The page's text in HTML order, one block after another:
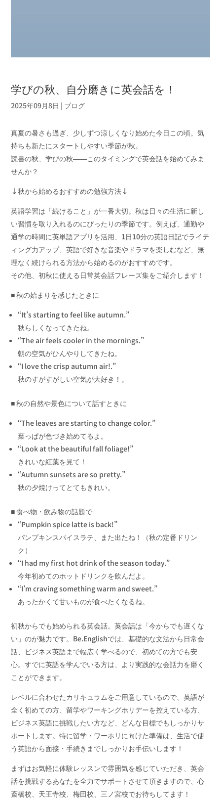
学びの秋、自分磨きに英会話を！
2025年09月8日 | ブログ
真夏の暑さも過ぎ、少しずつ涼しくなり始めた今日この頃。気
持ちも新たにスタートしやすい季節が秋。
読書の秋、学びの秋――このタイミングで英会話を始めてみま
せんか？
↓秋から始めるおすすめの勉強方法↓
英語学習は「続けること」が一番大切。秋は日々の生活に新し
い習慣を取り入れるのにぴったりの季節です。例えば、通勤や
通学の時間に英単語アプリを活用、1日10分の英語日記でライテ
ィング力アップ、英語で好きな音楽やドラマを楽しむなど、無
理なく続けられる方法から始めるのがおすすめです。
その他、初秋に使える日常英会話フレーズ集をご紹介します！
■ 秋の始まりを感じたときに
“It’s starting to feel like autumn.”
秋らしくなってきたね。
“The air feels cooler in the mornings.”
朝の空気がひんやりしてきたね。
“I love the crisp autumn air!.”
秋のすがすがしい空気が大好き！。
■ 秋の自然や景色について話すときに
“The leaves are starting to change color.”
葉っぱが色づき始めてるよ。
“Look at the beautiful fall foliage!”
きれいな紅葉を見て！
“Autumn sunsets are so pretty.”
秋の夕焼けってとてもきれい。
■ 食べ物・飲み物の話題で
“Pumpkin spice latte is back!”
パンプキンスパイスラテ、また出たね！（秋の定番ドリン
ク）
“I had my first hot drink of the season today.”
今年初めてのホットドリンクを飲んだよ。
“I’m craving something warm and sweet.”
あったかくて甘いものが食べたくなるね。
初秋からでも始められる英会話。英会話は「今からでも遅くな
い」のが魅力です。Be.Englishでは、基礎的な文法から日常会
話、ビジネス英語まで幅広く学べるので、初めての方でも安
心。すでに英語を学んでいる方は、 より実践的な会話力を磨く
ことができます。
レベルに合わせたカリキュラムをご用意しているので、英語が
全く初めての方、留学やワーキングホリデーを控えている方、
ビジネス英語に挑戦したい方など、どんな目標でもしっかりサ
ポートします。特に留学・ ワーホリに向けた準備は、生活で使
う英語から面接・手続きまでしっかりお手伝いします！
まずはお気軽に体験レッスンで雰囲気を感じていただき、英会
話を挑戦するあなたを全力でサポートさせて頂きますので、心
斎橋校、天王寺校、梅田校、三ノ宮校でお待ちしてます！